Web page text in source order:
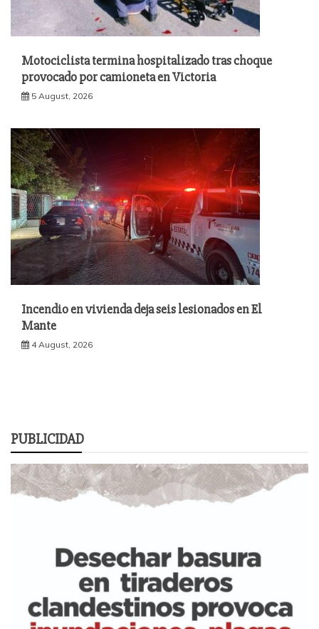
Motociclista termina hospitalizado tras choque
provocado por camioneta en Victoria
5 August, 2026
Incendio en vivienda deja seis lesionados en El
Mante
4 August, 2026
PUBLICIDAD